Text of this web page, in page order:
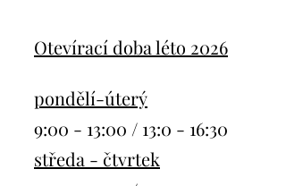
Otevírací doba léto 2026
pondělí-úterý
9:00 - 13:00 / 13:0 - 16:30​
středa - čtvrtek